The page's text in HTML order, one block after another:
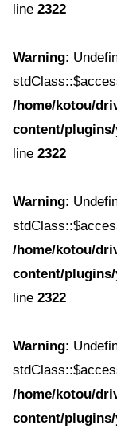
line 2322
Warning: Undefined property:
/home/kotou/
content/
line 2322
Warning: Undefined property:
/home/kotou/
content/
line 2322
Warning: Undefined property:
/home/kotou/
content/